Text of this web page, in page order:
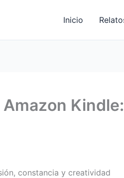
Inicio
constancia y creatividad